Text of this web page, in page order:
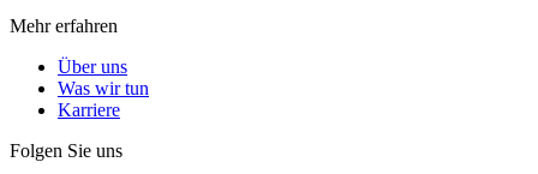
Mehr erfahren
Über uns
Was wir tun
Karriere
Folgen Sie uns